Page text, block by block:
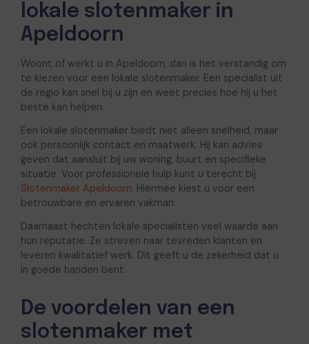
lokale slotenmaker in
Apeldoorn
Woont of werkt u in Apeldoorn, dan is het verstandig om
te kiezen voor een lokale slotenmaker. Een specialist uit
de regio kan snel bij u zijn en weet precies hoe hij u het
beste kan helpen.
Een lokale slotenmaker biedt niet alleen snelheid, maar
ook persoonlijk contact en maatwerk. Hij kan advies
geven dat aansluit bij uw woning, buurt en specifieke
situatie. Voor professionele hulp kunt u terecht bij
Slotenmaker Apeldoorn. Hiermee kiest u voor een
betrouwbare en ervaren vakman.
Daarnaast hechten lokale specialisten veel waarde aan
hun reputatie. Ze streven naar tevreden klanten en
leveren kwalitatief werk. Dit geeft u de zekerheid dat u
in goede handen bent.
De voordelen van een
slotenmaker met